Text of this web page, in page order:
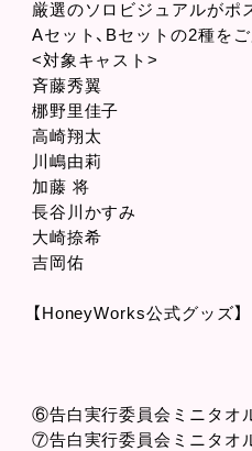
厳選のソロビジュアルがポ
Aセット、Bセットの2種をご
<対象キャスト>
斉藤秀翼
梛野里佳子
高崎翔太
川嶋由莉
加藤 将
長谷川かすみ
大崎捺希
吉岡佑
【HoneyWorks公式グッズ】
⑥告白実行委員会ミニタオ
⑦告白実行委員会ミニタオ